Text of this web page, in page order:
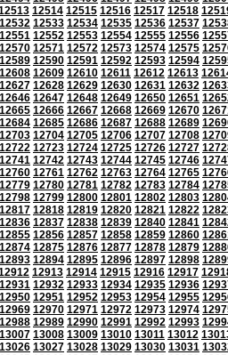
12514 12515 12516 12517 12518
12532 12533 12534 12535 12536 12537
12551 12552 12553 12554 12555 12556
12570 12571 12572 12573 12574 12575
12589 12590 12591 12592 12593 12594
12608 12609 12610 12611 12612 12613
12627 12628 12629 12630 12631 12632
12646 12647 12648 12649 12650 12651
12665 12666 12667 12668 12669 12670
12684 12685 12686 12687 12688 12689
12703 12704 12705 12706 12707 12708
12722 12723 12724 12725 12726 12727
12741 12742 12743 12744 12745 12746
12760 12761 12762 12763 12764 12765
12779 12780 12781 12782 12783 12784
12798 12799 12800 12801 12802 12803
12817 12818 12819 12820 12821 12822
12836 12837 12838 12839 12840 12841
12855 12856 12857 12858 12859 12860
12874 12875 12876 12877 12878 12879
12893 12894 12895 12896 12897 12898
12913 12914 12915 12916 12917
12931 12932 12933 12934 12935 12936
12950 12951 12952 12953 12954 12955
12969 12970 12971 12972 12973 12974
12988 12989 12990 12991 12992 12993
13007 13008 13009 13010 13011 13012
13026 13027 13028 13029 13030 13031